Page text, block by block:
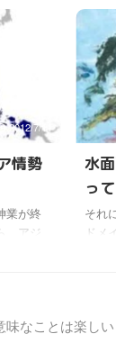
いあ
〜。
う
ど
ら
お・
が同
／Ｎ
助けて
／Ｄ
ズド
（ス
ーチ／
ーリズ
キャ
／激お
そ
た
ど、
んで
たく
感で
ルド
関
るけ
を行
よる
る小
2012/7/11
情勢
業が終
、アジ
実現
署名す
ても
水
っ
それ
ドメ
(￣—
味なことは楽しい